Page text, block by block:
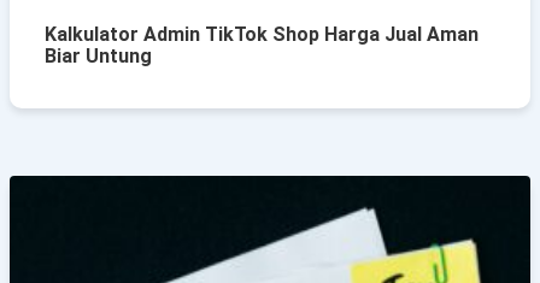
Kalkulator Admin TikTok Shop Harga Jual Aman
Biar Untung